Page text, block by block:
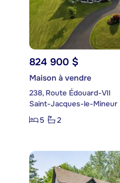
824 900 $
Maison à vendre
238, Route Édouard-VII
Saint-Jacques-le-Mineur
5
2